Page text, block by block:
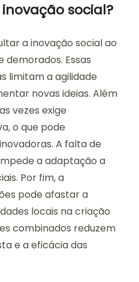
social?
a inovação social ao
Essas
limitam a agilidade
novas ideias. Além
vezes exige
o que pode
A falta de
a adaptação a
Por fim, a
pode afastar a
locais na criação
combinados reduzem
e a eficácia das